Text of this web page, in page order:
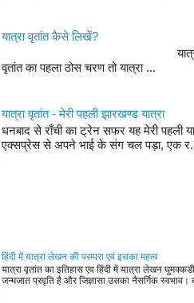
यात्रा वृतांत कैसे लिखें?
यात्रा वृतांत लेखन के
वृतांत का पहला ठोस चरण तो यात्रा ...
यात्रा वृतांत - मेरी पहली झारखण्ड यात्रा
धनबाद से राँची का ट्रेन सफर यह मेरी पहली
एक्सप्रेस से अपने भाई के संग चल पड़ा, एक
हिंदी में यात्रा लेखन की परम्परा एवं इसका महत्व
यात्रा वृतांत का इतिहास एव हिंदी में यात्रा लेखन
जन्मजात प्रवृति है और जिज्ञासा उसका नैसर्गिक स्वभाव।